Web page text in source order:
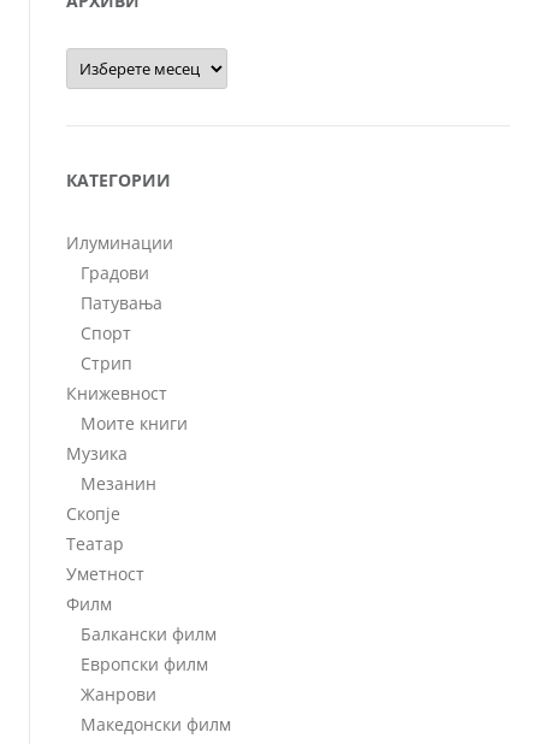
Архиви
КАТЕГОРИИ
Илуминации
Градови
Патувања
Спорт
Стрип
Книжевност
Моите книги
Музика
Мезанин
Скопје
Театар
Уметност
Филм
Балкански филм
Европски филм
Жанрови
Македонски филм